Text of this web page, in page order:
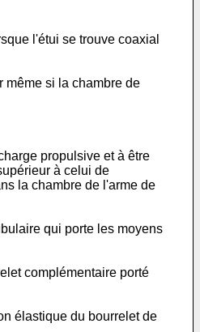
l'étui se trouve coaxial
même si la chambre de
propulsive et à être
à celui de
la chambre de l'arme de
qui porte les moyens
complémentaire porté
élastique du bourrelet de